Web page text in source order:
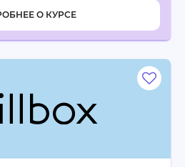
О КУРСЕ